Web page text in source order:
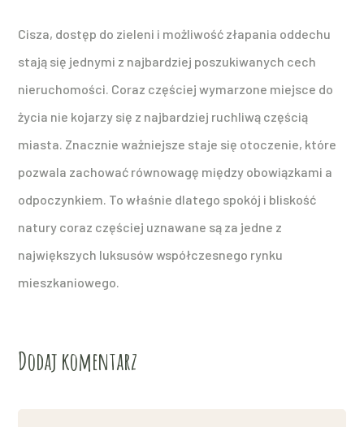
Cisza, dostęp do zieleni i możliwość złapania oddechu
stają się jednymi z najbardziej poszukiwanych cech
nieruchomości. Coraz częściej wymarzone miejsce do
życia nie kojarzy się z najbardziej ruchliwą częścią
miasta. Znacznie ważniejsze staje się otoczenie, które
pozwala zachować równowagę między obowiązkami a
odpoczynkiem. To właśnie dlatego spokój i bliskość
natury coraz częściej uznawane są za jedne z
największych luksusów współczesnego rynku
mieszkaniowego.
Dodaj komentarz